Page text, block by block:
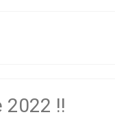
2022 !!